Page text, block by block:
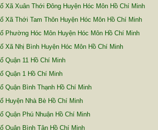
Xã Xuân Thới Đông Huyện Hóc Môn Hồ Chí Minh
Xã Thới Tam Thôn Huyện Hóc Môn Hồ Chí Minh
Phường Hóc Môn Huyện Hóc Môn Hồ Chí Minh
Xã Nhị Bình Huyện Hóc Môn Hồ Chí Minh
Quận 11 Hồ Chí Minh
Quận 1 Hồ Chí Minh
Quận Bình Thạnh Hồ Chí Minh
Huyện Nhà Bè Hồ Chí Minh
Quận Phú Nhuận Hồ Chí Minh
Quận Bình Tân Hồ Chí Minh